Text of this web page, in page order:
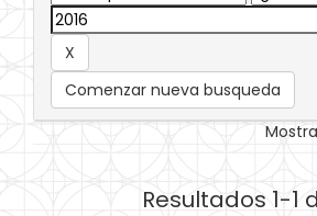
Comenzar nueva busqueda
Resultados 1-1